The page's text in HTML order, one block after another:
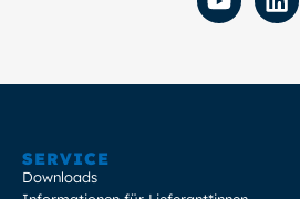
SERVICE
Downloads